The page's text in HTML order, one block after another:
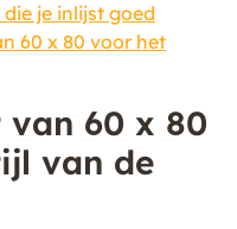
je inlijst goed
60 x 80 voor het
60 x 80
van de